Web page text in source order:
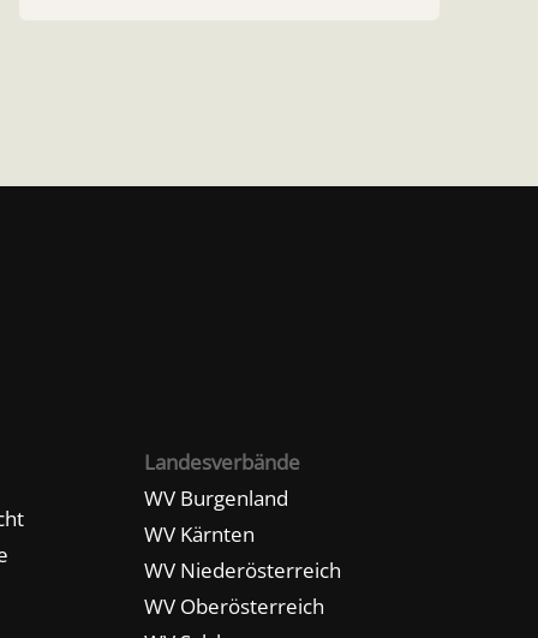
Landesverbände
WV Burgenland
WV Kärnten
WV Niederösterreich
WV Oberösterreich